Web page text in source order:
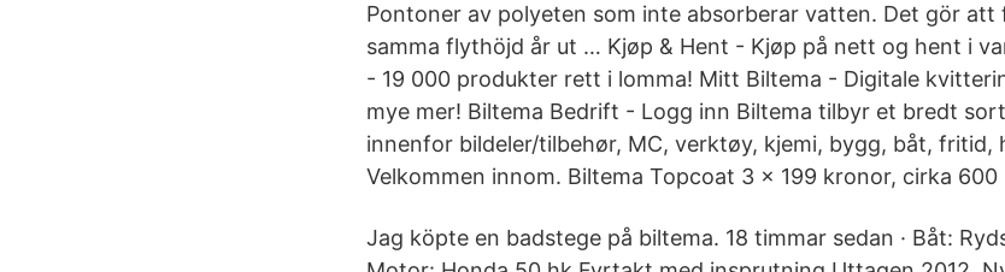
Pontoner av polyeten som inte absorberar vatten. Det gör
samma flythöjd år ut … Kjøp & Hent - Kjøp på nett og hent i
- 19 000 produkter rett i lomma! Mitt Biltema - Digitale
mye mer! Biltema Bedrift - Logg inn Biltema tilbyr et bredt
innenfor bildeler/tilbehør, MC, verktøy, kjemi, bygg, båt, fritid,
Velkommen innom. Biltema Topcoat 3 x 199 kronor, cirka 600
Jag köpte en badstege på biltema. 18 timmar sedan · Båt: